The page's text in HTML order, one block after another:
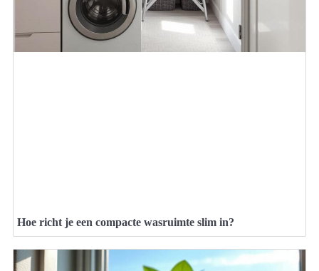
Hoe richt je een compacte wasruimte slim in?